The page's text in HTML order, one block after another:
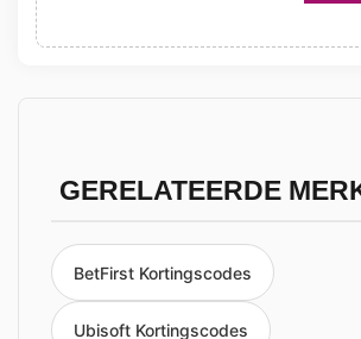
GERELATEERDE
BetFirst Kortingscodes
Ubisoft Kortingscodes